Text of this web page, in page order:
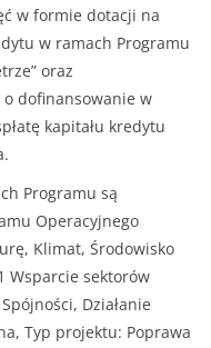
w formie dotacji na
w ramach Programu
oraz
dofinansowanie w
kapitału kredytu
Programu są
Operacyjnego
Klimat, Środowisko
Wsparcie sektorów
Działanie
Typ projektu: Poprawa